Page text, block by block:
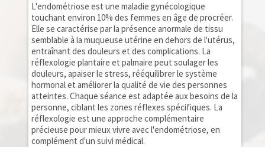
L'endométriose est une maladie gynécologique
touchant environ 10% des femmes en âge de procréer.
Elle se caractérise par la présence anormale de tissu
semblable à la muqueuse utérine en dehors de l'utérus,
entraînant des douleurs et des complications. La
réflexologie plantaire et palmaire peut soulager les
douleurs, apaiser le stress, rééquilibrer le système
hormonal et améliorer la qualité de vie des personnes
atteintes. Chaque séance est adaptée aux besoins de la
personne, ciblant les zones réflexes spécifiques. La
réflexologie est une approche complémentaire
précieuse pour mieux vivre avec l'endométriose, en
complément d'un suivi médical.